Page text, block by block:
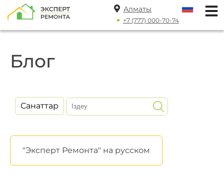
Алматы
+7 (777) 000-70-74
Блог
Санаттар
"Эксперт Ремонта" на русском